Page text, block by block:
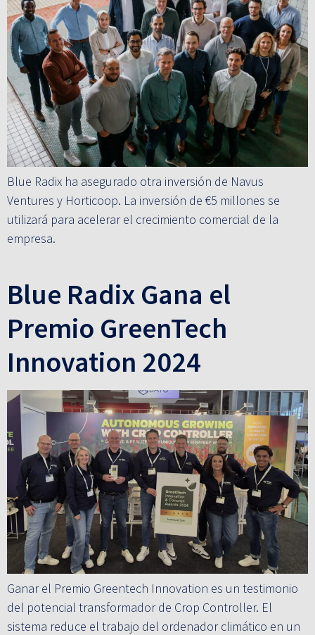
Blue Radix ha asegurado otra inversión de Navus
Ventures y Horticoop. La inversión de €5 millones se
utilizará para acelerar el crecimiento comercial de la
empresa.
Blue Radix Gana el
Premio GreenTech
Innovation 2024
Ganar el Premio Greentech Innovation es un testimonio
del potencial transformador de Crop Controller. El
sistema reduce el trabajo del ordenador climático en un